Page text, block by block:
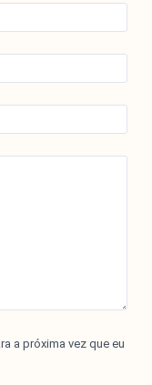
a próxima vez que eu